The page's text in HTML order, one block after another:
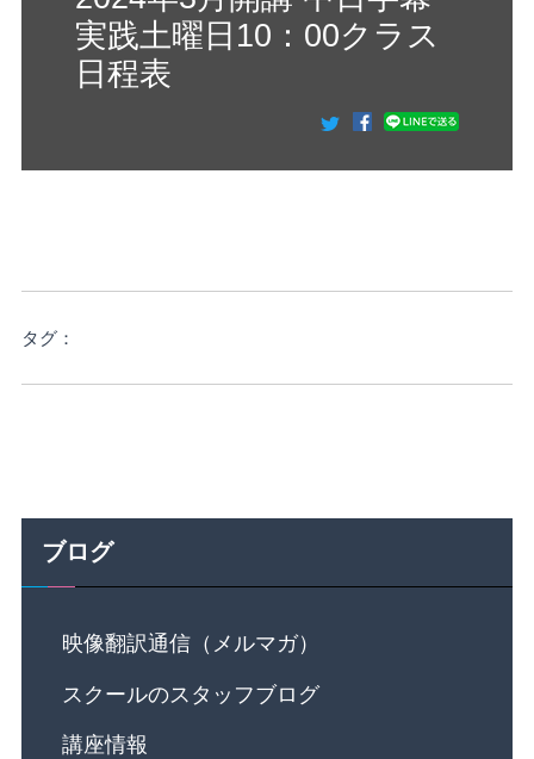
実践土曜日10：00クラス
日程表
タグ：
ブログ
映像翻訳通信（メルマガ）
スクールのスタッフブログ
講座情報